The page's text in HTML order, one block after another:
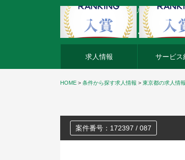
外資系企業の転職・キャリア転職ならアー
求人情報 サービス
HOME > 条件から探す求人情報 > 東京都の求人情報
案件番号：172397 / 087